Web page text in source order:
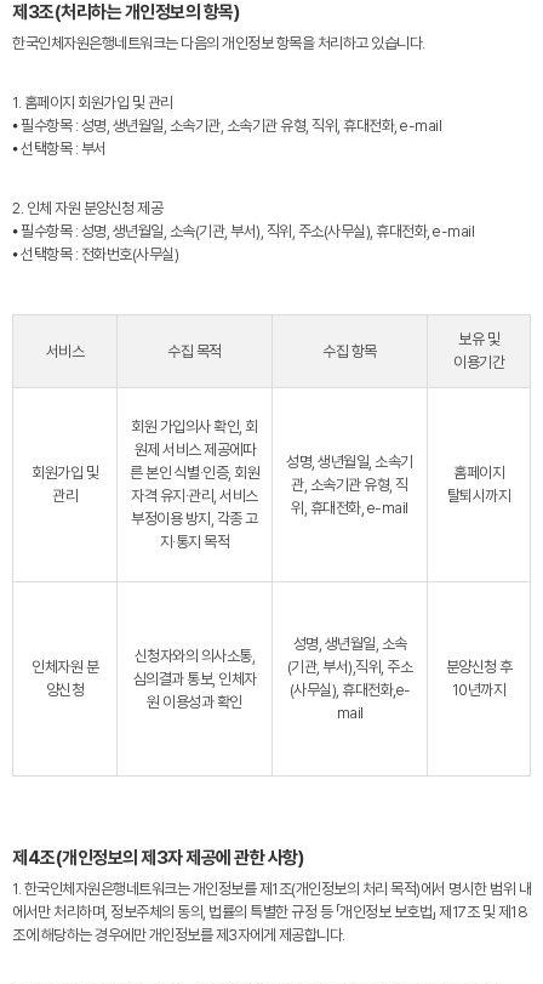
제3조(처리하는 개인정보의 항목)
한국인체자원은행네트워크는 다음의 개인정보 항목을 처리하고 있습니다.
1. 홈페이지 회원가입 및 관리
⦁ 필수항목 : 성명, 생년월일, 소속기관, 소속기관 유형, 직위, 휴대전화, e-mail
⦁ 선택항목 : 부서
2. 인체 자원 분양신청 제공
⦁ 필수항목 : 성명, 생년월일, 소속(기관, 부서), 직위, 주소(사무실), 휴대전화, e-mail
⦁ 선택항목 : 전화번호(사무실)
서비스 수집 목적 수집 항목
보유 및
이용기간
회원가입 및
관리
회원 가입의사 확인, 회
원제 서비스 제공에따
른 본인 식별·인증, 회원
자격 유지·관리, 서비스
부정이용 방지, 각종 고
지·통지 목적
성명, 생년월일, 소속기
관, 소속기관 유형, 직
위, 휴대전화, e-mail
홈페이지
탈퇴시까지
인체자원 분
양신청
신청자와의 의사소통,
심의결과 통보, 인체자
원 이용성과 확인
성명, 생년월일, 소속
(기관, 부서),직위, 주소
(사무실), 휴대전화,e-
mail
분양신청 후
10년까지
제4조(개인정보의 제3자 제공에 관한 사항)
1. 한국인체자원은행네트워크는 개인정보를 제1조(개인정보의 처리 목적)에서 명시한 범위 내
에서만 처리하며, 정보주체의 동의, 법률의 특별한 규정 등 「개인정보 보호법」 제17조 및 제18
조에 해당하는 경우에만 개인정보를 제3자에게 제공합니다.